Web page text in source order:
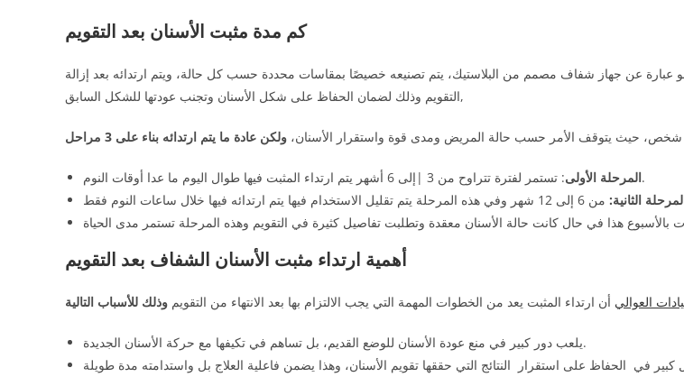
كم مدة مثبت الأسنان بعد التقويم
عبارة عن جهاز شفاف مصمم من البلاستيك، يتم تصنيعه خصيصًا بمقاسات محددة حسب كل حالة، ويتم ارتدائه بعد إزالة
التقويم وذلك لضمان الحفاظ على شكل الأسنان وتجنب عودتها للشكل السابق,
شخص، حيث يتوقف الأمر حسب حالة المريض ومدى قوة واستقرار الأسنان،
المرحلة الأولى: تستمر لفترة تتراوح من 3 |إلى 6 أشهر يتم ارتداء المثبت فيها طوال اليوم ما عدا أوقات النوم.
الثانية:
أهمية ارتداء مثبت الأسنان الشفاف بعد التقويم
العوالي أن ارتداء المثبت يعد من الخطوات المهمة التي يجب الالتزام بها بعد الانتهاء من التقويم
يلعب دور كبير في منع عودة الأسنان للوضع القديم، بل تساهم في تكيفها مع حركة الأسنان الجديدة.